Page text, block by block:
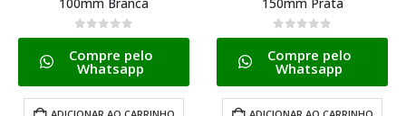
0de 5
Compre pelo
Whatsapp
0de 5
Compre pelo
Whatsapp